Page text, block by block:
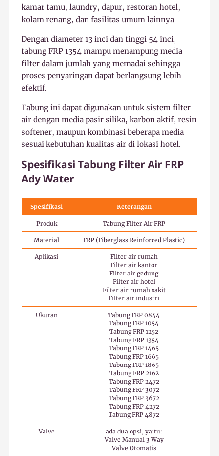
kamar tamu, laundry, dapur, restoran hotel,
kolam renang, dan fasilitas umum lainnya.
Dengan diameter 13 inci dan tinggi 54 inci,
tabung FRP 1354 mampu menampung media
filter dalam jumlah yang memadai sehingga
proses penyaringan dapat berlangsung lebih
efektif.
Tabung ini dapat digunakan untuk sistem filter
air dengan media pasir silika, karbon aktif, resin
softener, maupun kombinasi beberapa media
sesuai kebutuhan kualitas air di lokasi hotel.
Spesifikasi Tabung Filter Air FRP
Ady Water
Spesifikasi Keterangan
Produk Tabung Filter Air FRP
Material FRP (Fiberglass Reinforced Plastic)
Aplikasi
Filter air rumah
Filter air kantor
Filter air gedung
Filter air hotel
Filter air rumah sakit
Filter air industri
Ukuran
Tabung FRP 0844
Tabung FRP 1054
Tabung FRP 1252
Tabung FRP 1354
Tabung FRP 1465
Tabung FRP 1665
Tabung FRP 1865
Tabung FRP 2162
Tabung FRP 2472
Tabung FRP 3072
Tabung FRP 3672
Tabung FRP 4272
Tabung FRP 4872
Valve
ada dua opsi, yaitu:
Valve Manual 3 Way
Valve Otomatis